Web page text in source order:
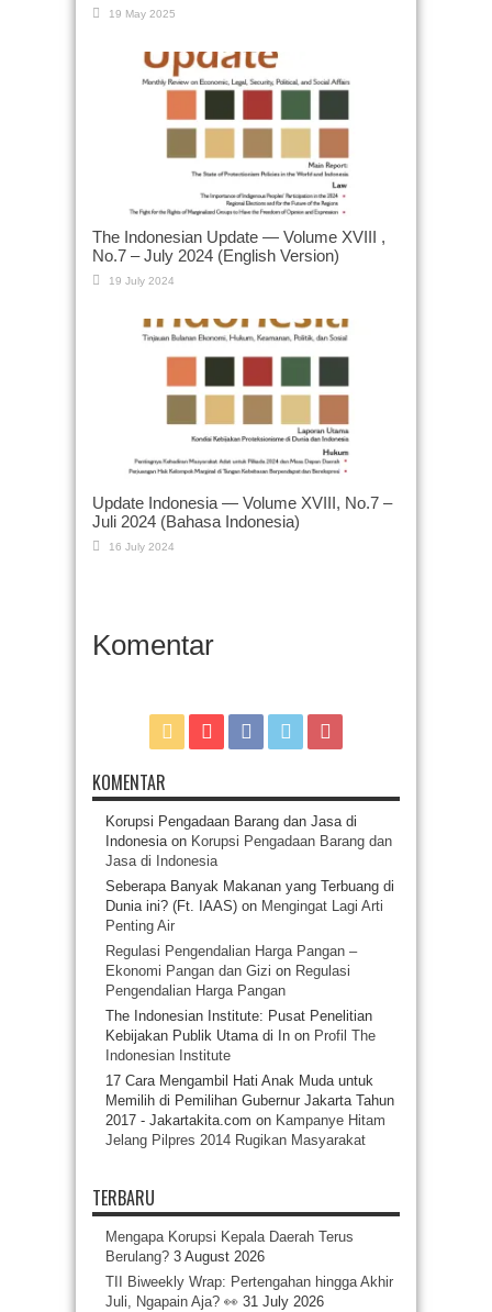
19 May 2025
The Indonesian Update — Volume XVIII ,
No.7 – July 2024 (English Version)
19 July 2024
Update Indonesia — Volume XVIII, No.7 –
Juli 2024 (Bahasa Indonesia)
16 July 2024
Komentar
KOMENTAR
Korupsi Pengadaan Barang dan Jasa di
Indonesiaon Korupsi Pengadaan Barang dan
Jasa di Indonesia
Seberapa Banyak Makanan yang Terbuang di
Dunia ini? (Ft. IAAS) on Mengingat Lagi Arti
Penting Air
Regulasi Pengendalian Harga Pangan –
Ekonomi Pangan dan Gizi on Regulasi
Pengendalian Harga Pangan
The Indonesian Institute: Pusat Penelitian
Kebijakan Publik Utama di In on Profil The
Indonesian Institute
17 Cara Mengambil Hati Anak Muda untuk
Memilih di Pemilihan Gubernur Jakarta Tahun
2017 - Jakartakita.com on Kampanye Hitam
Jelang Pilpres 2014 Rugikan Masyarakat
TERBARU
Mengapa Korupsi Kepala Daerah Terus
Berulang? 3 August 2026
TII Biweekly Wrap: Pertengahan hingga Akhir
Juli, Ngapain Aja? 👀 31 July 2026